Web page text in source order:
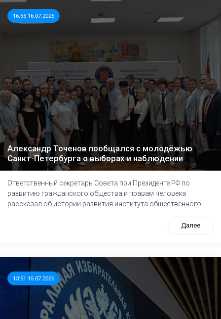
16:56 16.07.2026
Александр Точенов пообщался с молодёжью
Санкт-Петербурга о выборах и наблюдении
Ответственный секретарь Совета при Президенте РФ по
развитию гражданского общества и правам человека
рассказал об истории развития института общественного...
Далее
13:51 15.07.2026